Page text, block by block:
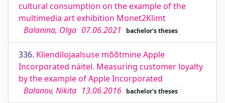
cultural consumption on the example of the
multimedia art exhibition Monet2Klimt
Balanina, Olga 07.06.2021 bachelor's theses
336. Kliendilojaalsuse mõõtmine Apple
Incorporated näitel. Measuring customer loyalty
by the example of Apple Incorporated
Balanov, Nikita 13.06.2016 bachelor's theses